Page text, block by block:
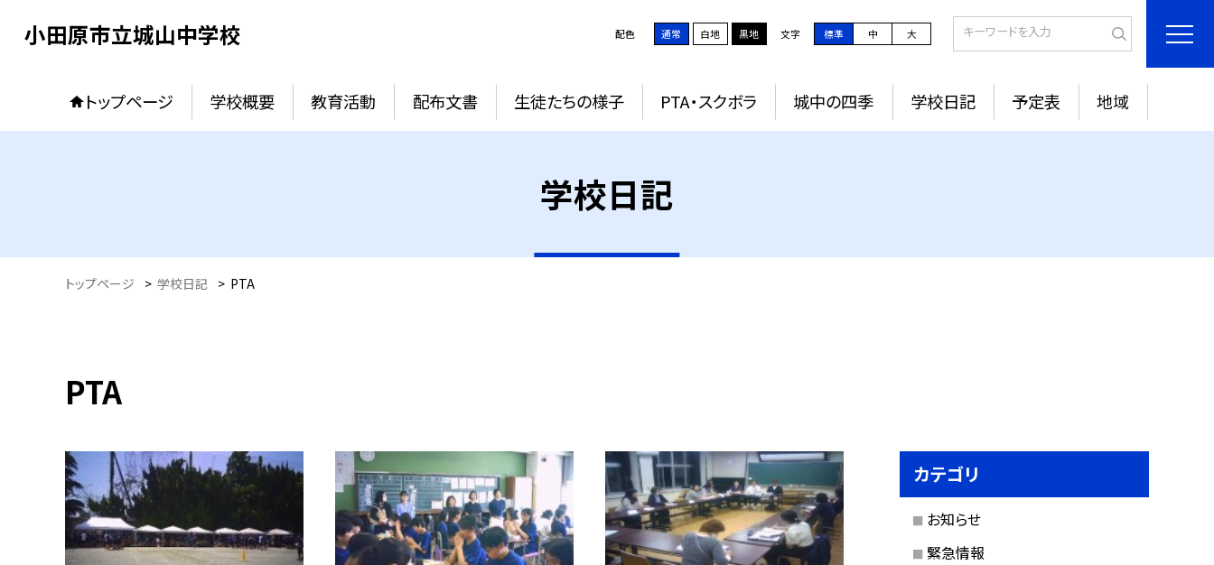
小田原市立城山中学校 配色 通常 白地 黒地 文字 標準 中 大
トップページ 学校概要 教育活動 配布文書 生徒たちの様子 PTA・スクボラ 城中の四季 学校日記 予定表 地域
学校日記
トップページ > 学校日記 > PTA
PTA
カテゴリ
お知らせ
緊急情報